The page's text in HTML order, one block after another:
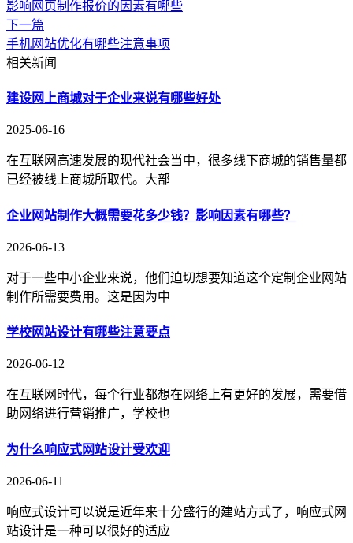
影响网页制作报价的因素有哪些
下一篇
手机网站优化有哪些注意事项
相关新闻
建设网上商城对于企业来说有哪些好处
2025-06-16
在互联网高速发展的现代社会当中，很多线下商城的销售量都
已经被线上商城所取代。大部
企业网站制作大概需要花多少钱？影响因素有哪些？
2026-06-13
对于一些中小企业来说，他们迫切想要知道这个定制企业网站
制作所需要费用。这是因为中
学校网站设计有哪些注意要点
2026-06-12
在互联网时代，每个行业都想在网络上有更好的发展，需要借
助网络进行营销推广，学校也
为什么响应式网站设计受欢迎
2026-06-11
响应式设计可以说是近年来十分盛行的建站方式了，响应式网
站设计是一种可以很好的适应